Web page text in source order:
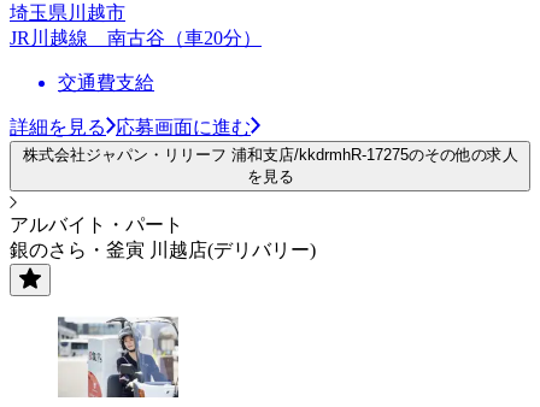
埼玉県川越市
JR川越線 南古谷（車20分）
交通費支給
詳細を見る 応募画面に進む
株式会社ジャパン・リリーフ 浦和支店/kkdrmhR-17275のその他の求人
を見る
アルバイト・パート
銀のさら・釜寅 川越店(デリバリー)